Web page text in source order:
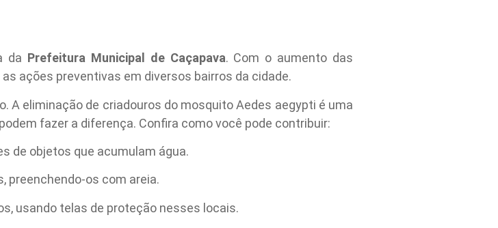
da Prefeitura Municipal de Caçapava. Com o aumento das
ações preventivas em diversos bairros da cidade.
A eliminação de criadouros do mosquito Aedes aegypti é uma
fazer a diferença. Confira como você pode contribuir:
de objetos que acumulam água.
preenchendo-os com areia.
usando telas de proteção nesses locais.